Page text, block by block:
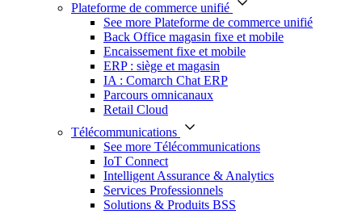
Plateforme de commerce unifié
See more Plateforme de commerce unifié
Back Office magasin fixe et mobile
Encaissement fixe et mobile
ERP : siège et magasin
IA : Comarch Chat ERP
Parcours omnicanaux
Retail Cloud
Télécommunications
See more Télécommunications
IoT Connect
Intelligent Assurance & Analytics
Services Professionnels
Solutions & Produits BSS